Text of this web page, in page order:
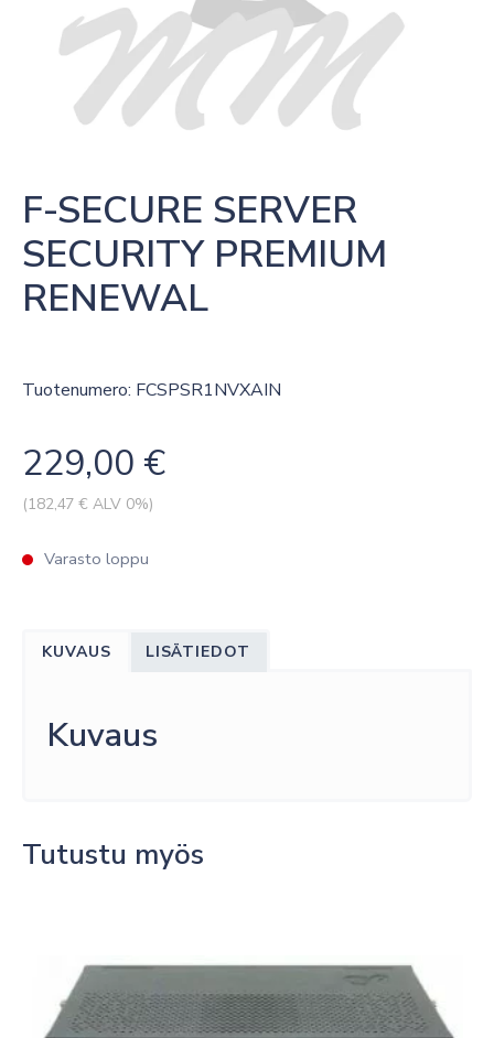
F-SECURE SERVER
SECURITY PREMIUM
RENEWAL
Tuotenumero: FCSPSR1NVXAIN
229,00 €
(182,47 € ALV 0%)
Varasto loppu
KUVAUS LISÄTIEDOT
Kuvaus
Tutustu myös